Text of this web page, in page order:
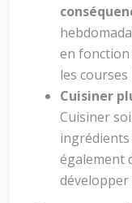
en fonction
les
Cuisiner
Cuisiner
également
développer